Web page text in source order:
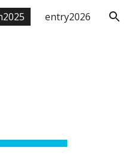
entry2026